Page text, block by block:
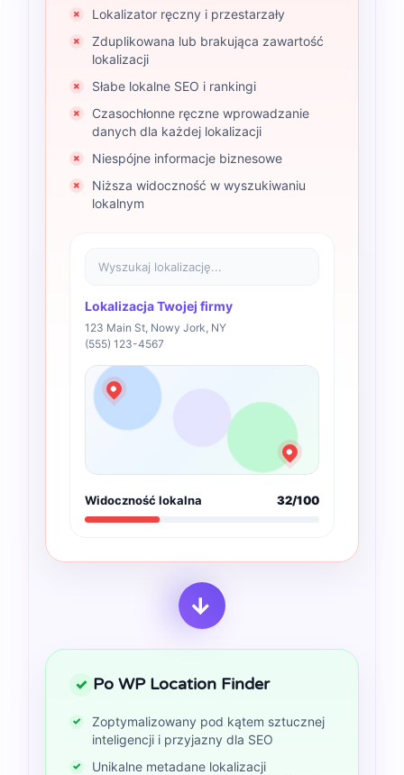
Lokalizator ręczny i przestarzały
Zduplikowana lub brakująca zawartość
lokalizacji
Słabe lokalne SEO i rankingi
Czasochłonne ręczne wprowadzanie
danych dla każdej lokalizacji
Niespójne informacje biznesowe
Niższa widoczność w wyszukiwaniu
lokalnym
Wyszukaj lokalizację...
Lokalizacja Twojej firmy
123 Main St, Nowy Jork, NY
(555) 123-4567
Widoczność lokalna 32/100
→
✓ Po WP Location Finder
Zoptymalizowany pod kątem sztucznej
inteligencji i przyjazny dla SEO
Unikalne metadane lokalizacji